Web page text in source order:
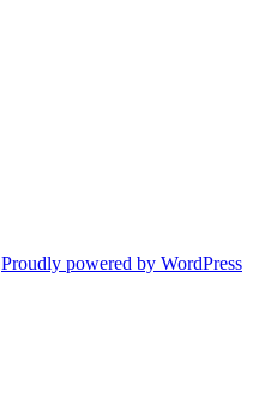
Proudly powered by WordPress